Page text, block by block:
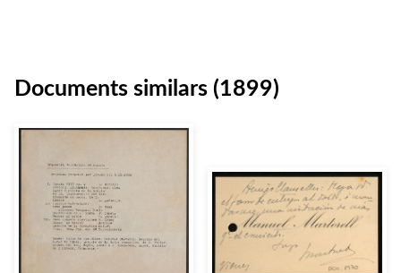
Documents similars (1899)